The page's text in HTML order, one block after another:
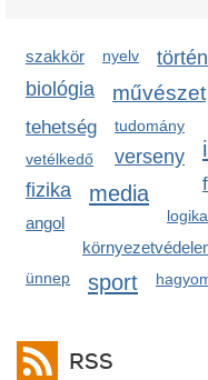
szakkör nyelv
biológia művészet
tehetség tudomány
verseny
vetélkedő
fizika media
logika
angol
ünnep sport
RSS